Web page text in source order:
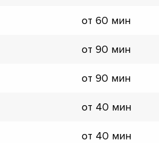
от 60 мин
от 90 мин
от 90 мин
от 40 мин
от 40 мин